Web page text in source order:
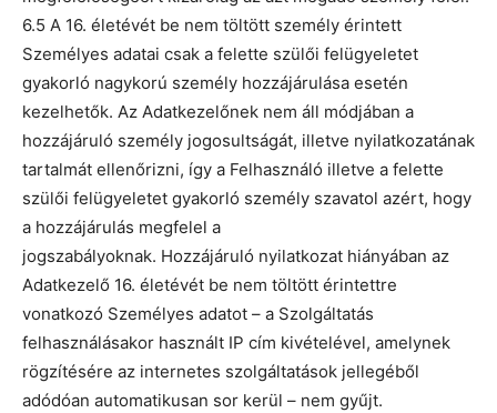
6.5 A 16. életévét be nem töltött személy érintett
Személyes adatai csak a felette szülői felügyeletet
gyakorló nagykorú személy hozzájárulása esetén
kezelhetők. Az Adatkezelőnek nem áll módjában a
hozzájáruló személy jogosultságát, illetve nyilatkozatának
tartalmát ellenőrizni, így a Felhasználó illetve a felette
szülői felügyeletet gyakorló személy szavatol azért, hogy
a hozzájárulás megfelel a
jogszabályoknak. Hozzájáruló nyilatkozat hiányában az
Adatkezelő 16. életévét be nem töltött érintettre
vonatkozó Személyes adatot – a Szolgáltatás
felhasználásakor használt IP cím kivételével, amelynek
rögzítésére az internetes szolgáltatások jellegéből
adódóan automatikusan sor kerül – nem gyűjt.